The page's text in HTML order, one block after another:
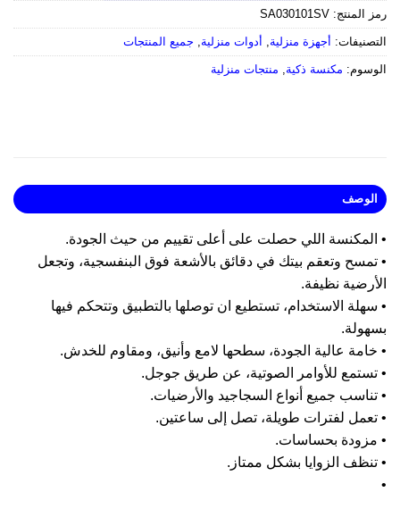
المنتج:SA030101SV
أجهزة منزلية,أدوات منزلية,جميع المنتجات
مكنسة ذكية,منتجات منزلية
اللي حصلت على أعلى تقييم من حيث الجودة.
وتعقم بيتك في دقائق بالأشعة فوق البنفسجية، وتجعل
نظيفة.
الاستخدام، تستطيع ان توصلها بالتطبيق وتتحكم فيها
عالية الجودة، سطحها لامع وأنيق، ومقاوم للخدش.
للأوامر الصوتية، عن طريق جوجل.
جميع أنواع السجاجيد والأرضيات.
لفترات طويلة، تصل إلى ساعتين.
بحساسات.
الزوايا بشكل ممتاز.